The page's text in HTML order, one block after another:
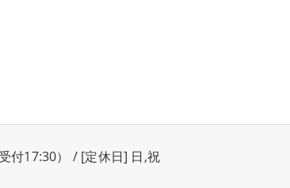
付17:30） / [定休日] 日,祝